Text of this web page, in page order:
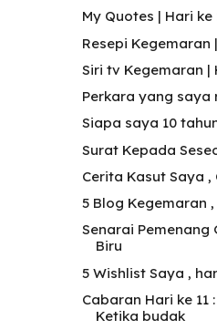
My Quotes | Hari ke
Resepi Kegemaran
Siri tv Kegemaran |
Perkara yang saya
Siapa saya 10
Surat Kepada
Cerita Kasut Saya ,
5 Blog Kegemaran ,
Senarai Pemenang
Biru
5 Wishlist Saya ,
Cabaran Hari ke 11
Ketika budak